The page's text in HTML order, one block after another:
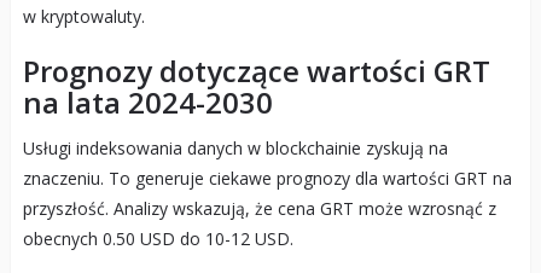
w kryptowaluty.
Prognozy dotyczące wartości GRT
na lata 2024-2030
Usługi indeksowania danych w blockchainie zyskują na
znaczeniu. To generuje ciekawe prognozy dla wartości GRT na
przyszłość. Analizy wskazują, że cena GRT może wzrosnąć z
obecnych 0.50 USD do 10-12 USD.